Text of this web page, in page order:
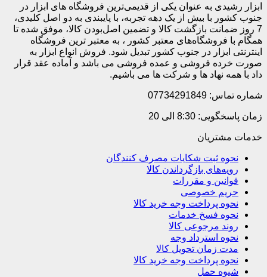
ابزار رشیدی به عنوان یکی از قدیمی‌ترین فروشگاه های ابزار در
جنوب کشور با بیش از یک دهه تجربه، با پایبندی به دو اصل کلیدی،
7 روز ضمانت بازگشت کالا و تضمین اصل‌بودن کالا، موفق شده تا
همگام با فروشگاه‌های معتبر کشور ، به معتبر ترین فروشگاه
اینترنتی ابزار در جنوب کشور تبدیل شود. فروش انواع ابزار به
صورت خرده فروشی و عمده فروشی می باشد و آماده عقد قرار
داد با همه نهاد ها و شرکت ها می باشیم.
شماره تماس: 07734291849
زمان پاسخگویی: 8:30 الی 20
خدمات مشتریان
نحوه ثبت شکایات مصرف کنندگان
رویه‌های بازگرداندن کالا
قوانین و مقررات
حریم خصوصی
نحوه پرداخت وجه خرید کالا
نحوه فسخ خدمات
روند مرجوعی کالا
نحوه استرداد وجه
مدت زمان تحویل کالا
نحوه پرداخت وجه خرید کالا
شیوه حمل